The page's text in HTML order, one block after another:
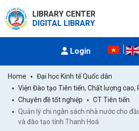
LIBRARY CENTER
DIGITAL LIBRARY
Login
Home
Đại học Kinh tế Quốc dân
Viện Đào tạo Tiên tiến, Chất lượng cao,
Chuyên đề tốt nghiệp
CT Tiên tiến
Quản lý chi ngân sách nhà nước cho
và đào tạo tỉnh Thanh Hoá